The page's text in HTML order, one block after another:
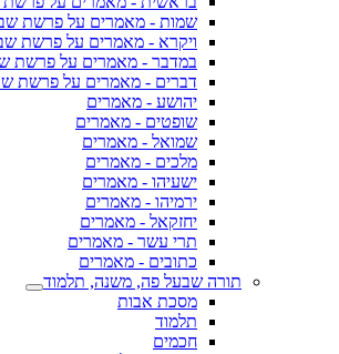
שמות - מאמרים על פרשת
ויקרא - מאמרים על פרשת
במדבר - מאמרים על פרשת
דברים - מאמרים על פרשת
יהושע - מאמרים
שופטים - מאמרים
שמואל - מאמרים
מלכים - מאמרים
ישעיהו - מאמרים
ירמיהו - מאמרים
יחזקאל - מאמרים
תרי עשר - מאמרים
כתובים - מאמרים
תורה שבעל פה, משנה, תלמוד
מסכת אבות
תלמוד
חכמים